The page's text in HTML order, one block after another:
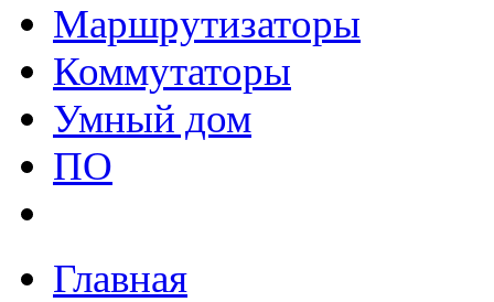
Маршрутизаторы
Коммутаторы
Умный дом
ПО
Главная